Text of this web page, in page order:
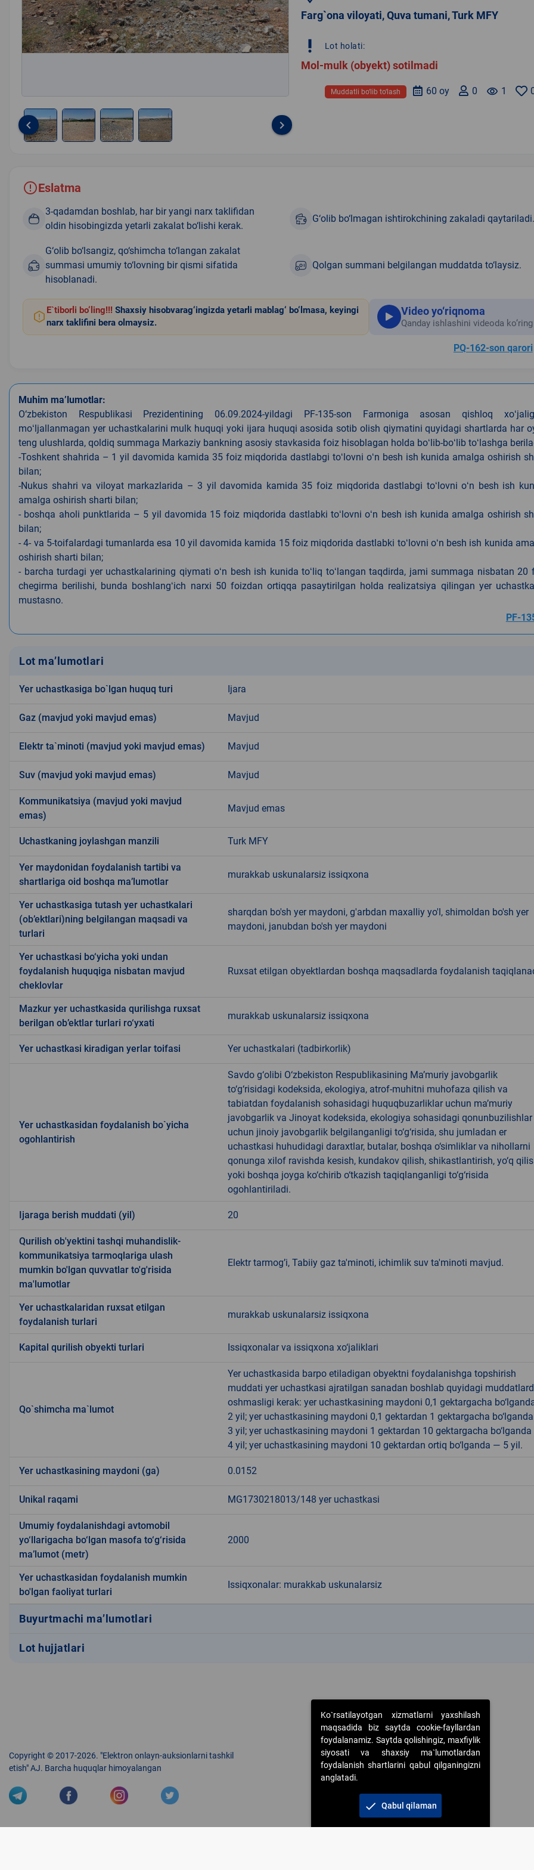
4
keyboard_arrow_left keyboard_arrow_right
Farg`ona viloyati, Quva tumani, Turk MFY
priority_high Lot holati:
Mol-mulk (obyekt) sotilmadi
remove_red_eye 1
0
60 oy
Muddatli bo‘lib to‘lash
Eslatma
3-qadamdan boshlab, har bir yangi narx taklifidan
oldin hisobingizda yetarli zakalat bo‘lishi kerak.
G‘olib bo‘lmagan ishtirokchining zakaladi qaytariladi.
G‘olib bo‘lsangiz, qo‘shimcha to‘langan zakalat
summasi umumiy to‘lovning bir qismi sifatida
hisoblanadi.
Qolgan summani belgilangan muddatda to‘laysiz.
E`tiborli bo‘ling!!! Shaxsiy hisobvarag‘ingizda yetarli mablag‘ bo‘lmasa, keyingi
narx taklifini bera olmaysiz.
Video yo‘riqnoma
Qanday ishlashini videoda ko‘ring
PQ-162-son qarori
Muhim ma’lumotlar:
O‘zbekiston Respublikasi Prezidentining 06.09.2024-yildagi PF-135-son Farmoniga asosan qishloq
moʻljallanmagan yer uchastkalarini mulk huquqi yoki ijara huquqi asosida sotib olish qiymatini quyidagi shartlarda har
teng ulushlarda, qoldiq summaga Markaziy bankning asosiy stavkasida foiz hisoblagan holda boʻlib-boʻlib toʻlashga
-Toshkent shahrida – 1 yil davomida kamida 35 foiz miqdorida dastlabgi toʻlovni oʻn besh ish kunida amalga oshirish
bilan;
-Nukus shahri va viloyat markazlarida – 3 yil davomida kamida 35 foiz miqdorida dastlabgi toʻlovni oʻn besh ish
amalga oshirish sharti bilan;
- boshqa aholi punktlarida – 5 yil davomida 15 foiz miqdorida dastlabki toʻlovni oʻn besh ish kunida amalga oshirish
bilan;
- 4- va 5-toifalardagi tumanlarda esa 10 yil davomida kamida 15 foiz miqdorida dastlabki toʻlovni oʻn besh ish kunida
oshirish sharti bilan;
- barcha turdagi yer uchastkalarining qiymati oʻn besh ish kunida toʻliq toʻlangan taqdirda, jami summaga nisbatan 20
chegirma berilishi, bunda boshlangʻich narxi 50 foizdan ortiqqa pasaytirilgan holda realizatsiya qilingan yer
mustasno.
PF-
Lot ma’lumotlari
Yer uchastkasiga bo`lgan huquq turi Ijara
Gaz (mavjud yoki mavjud emas) Mavjud
Elektr ta`minoti (mavjud yoki mavjud emas) Mavjud
Suv (mavjud yoki mavjud emas) Mavjud
Kommunikatsiya (mavjud yoki mavjud
emas)
Mavjud emas
Uchastkaning joylashgan manzili Turk MFY
Yer maydonidan foydalanish tartibi va
shartlariga oid boshqa ma’lumotlar
murakkab uskunalarsiz issiqxona
Yer uchastkasiga tutash yer uchastkalari
(ob’ektlari)ning belgilangan maqsadi va
turlari
sharqdan bo'sh yer maydoni, g'arbdan maxalliy yo'l, shimoldan bo'sh yer
maydoni, janubdan bo'sh yer maydoni
Yer uchastkasi bo‘yicha yoki undan
foydalanish huquqiga nisbatan mavjud
cheklovlar
Ruxsat etilgan obyektlardan boshqa maqsadlarda foydalanish
Mazkur yer uchastkasida qurilishga ruxsat
berilgan ob’ektlar turlari ro‘yxati
murakkab uskunalarsiz issiqxona
Yer uchastkasi kiradigan yerlar toifasi Yer uchastkalari (tadbirkorlik)
Yer uchastkasidan foydalanish bo`yicha
ogohlantirish
Savdo g‘olibi O‘zbekiston Respublikasining Ma’muriy javobgarlik
to‘g‘risidagi kodeksida, ekologiya, atrof-muhitni muhofaza qilish va
tabiatdan foydalanish sohasidagi huquqbuzarliklar uchun ma’muriy
javobgarlik va Jinoyat kodeksida, ekologiya sohasidagi qonunbuzilishlar
uchun jinoiy javobgarlik belgilanganligi to‘g‘risida, shu jumladan er
uchastkasi huhudidagi daraxtlar, butalar, boshqa o‘simliklar va nihollarni
qonunga xilof ravishda kesish, kundakov qilish, shikastlantirish, yo‘q
yoki boshqa joyga ko‘chirib o‘tkazish taqiqlanganligi to‘g‘risida
ogohlantiriladi.
Ijaraga berish muddati (yil) 20
Qurilish ob'yektini tashqi muhandislik-
kommunikatsiya tarmoqlariga ulash
mumkin bo'lgan quvvatlar to'g'risida
ma'lumotlar
Elektr tarmog’i, Tabiiy gaz ta'minoti, ichimlik suv ta'minoti mavjud.
Yer uchastkalaridan ruxsat etilgan
foydalanish turlari
murakkab uskunalarsiz issiqxona
Kapital qurilish obyekti turlari Issiqxonalar va issiqxona xo‘jaliklari
Qo`shimcha ma`lumot
Yer uchastkasida barpo etiladigan obyektni foydalanishga topshirish
muddati yer uchastkasi ajratilgan sanadan boshlab quyidagi
oshmasligi kerak: yer uchastkasining maydoni 0,1 gektargacha
2 yil; yer uchastkasining maydoni 0,1 gektardan 1 gektargacha
3 yil; yer uchastkasining maydoni 1 gektardan 10 gektargacha
4 yil; yer uchastkasining maydoni 10 gektardan ortiq bo‘lganda — 5 yil.
Yer uchastkasining maydoni (ga) 0.0152
Unikal raqami MG1730218013/148 yer uchastkasi
Umumiy foydalanishdagi avtomobil
yo‘llarigacha bo‘lgan masofa to‘g‘risida
ma’lumot (metr)
2000
Yer uchastkasidan foydalanish mumkin
bo'lgan faoliyat turlari
Issiqxonalar: murakkab uskunalarsiz
Buyurtmachi ma’lumotlari
Lot hujjatlari
Copyright © 2017-2026. "Elektron onlayn-auksionlarni tashkil
etish" AJ. Barcha huquqlar himoyalangan
Ko`rsatilayotgan xizmatlarni yaxshilash
maqsadida biz saytda cookie-fayllardan
foydalanamiz. Saytda qolishingiz, maxfiylik
siyosati va shaxsiy ma`lumotlardan
foydalanish shartlarini qabul qilganingizni
anglatadi.
check Qabul qilaman